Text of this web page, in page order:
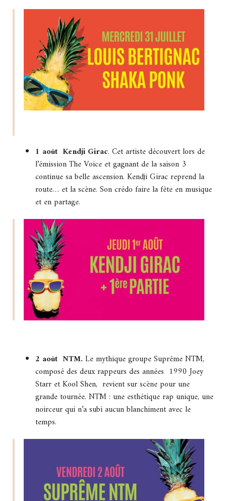
1 août Kendji Girac. Cet artiste découvert lors de
l’émission The Voice et gagnant de la saison 3
continue sa belle ascension. Kendji Girac reprend la
route… et la scène. Son crédo faire la fête en musique
et en partage.
2 août NTM. Le mythique groupe Suprême NTM,
composé des deux rappeurs des années 1990 Joey
Starr et Kool Shen, revient sur scène pour une
grande tournée. NTM : une esthétique rap unique, une
noirceur qui n’a subi aucun blanchiment avec le
temps.